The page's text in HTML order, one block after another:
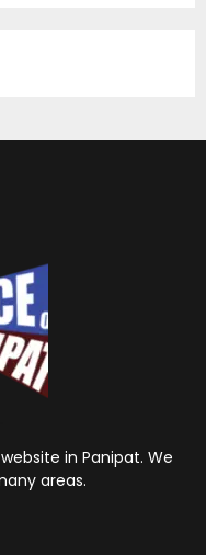
in Panipat. We
areas.